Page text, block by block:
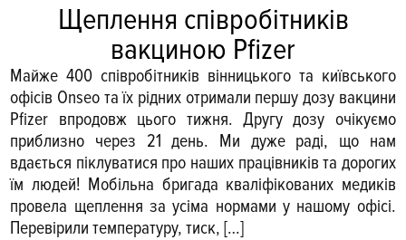
Щеплення співробітників
вакциною Pfizer
Майже 400 співробітників вінницького та київського
офісів Onseo та їх рідних отримали першу дозу вакцини
Pfizer впродовж цього тижня. Другу дозу очікуємо
приблизно через 21 день. Ми дуже раді, що нам
вдається піклуватися про наших працівників та дорогих
їм людей! Мобільна бригада кваліфікованих медиків
провела щеплення за усіма нормами у нашому офісі.
Перевірили температуру, тиск, […]